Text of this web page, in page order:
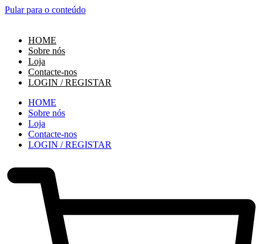
Pular para o conteúdo
HOME
Sobre nós
Loja
Contacte-nos
LOGIN / REGISTAR
HOME
Sobre nós
Loja
Contacte-nos
LOGIN / REGISTAR